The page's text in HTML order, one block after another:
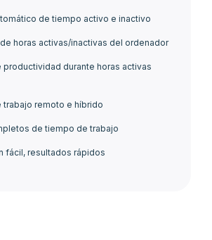
de tiempo activo e inactivo
horas activas/inactivas del ordenador
durante horas activas
trabajo remoto e híbrido
de tiempo de trabajo
fácil, resultados rápidos